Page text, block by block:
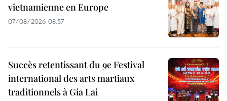
vietnamienne en Europe
07/08/2026 08:57
Succès retentissant du 9e Festival
international des arts martiaux
traditionnels à Gia Lai